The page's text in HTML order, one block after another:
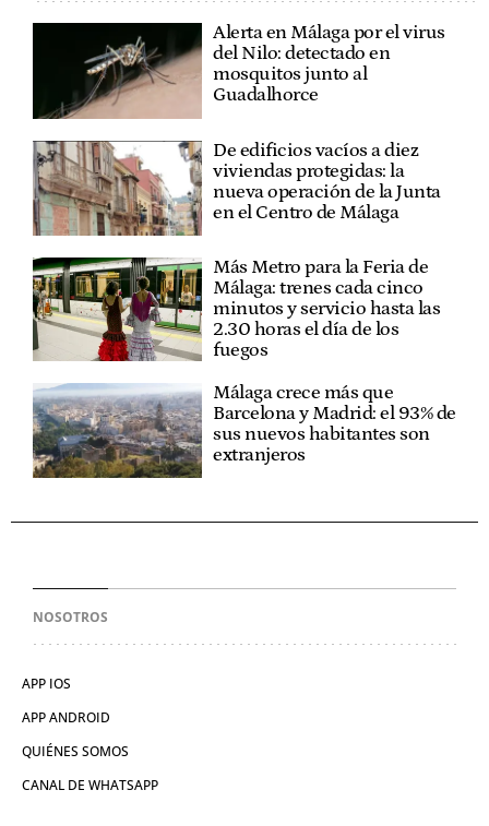
Alerta en Málaga por el virus
del Nilo: detectado en
mosquitos junto al
Guadalhorce
De edificios vacíos a diez
viviendas protegidas: la
nueva operación de la Junta
en el Centro de Málaga
Más Metro para la Feria de
Málaga: trenes cada cinco
minutos y servicio hasta las
2.30 horas el día de los
fuegos
Málaga crece más que
Barcelona y Madrid: el 93% de
sus nuevos habitantes son
extranjeros
NOSOTROS
APP IOS
APP ANDROID
QUIÉNES SOMOS
CANAL DE WHATSAPP